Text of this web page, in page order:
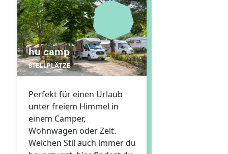
hu camp
STELLPLÄTZE
Perfekt für einen Urlaub
unter freiem Himmel in
einem Camper,
Wohnwagen oder Zelt.
Welchen Stil auch immer du